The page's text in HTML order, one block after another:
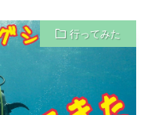
行ってみた